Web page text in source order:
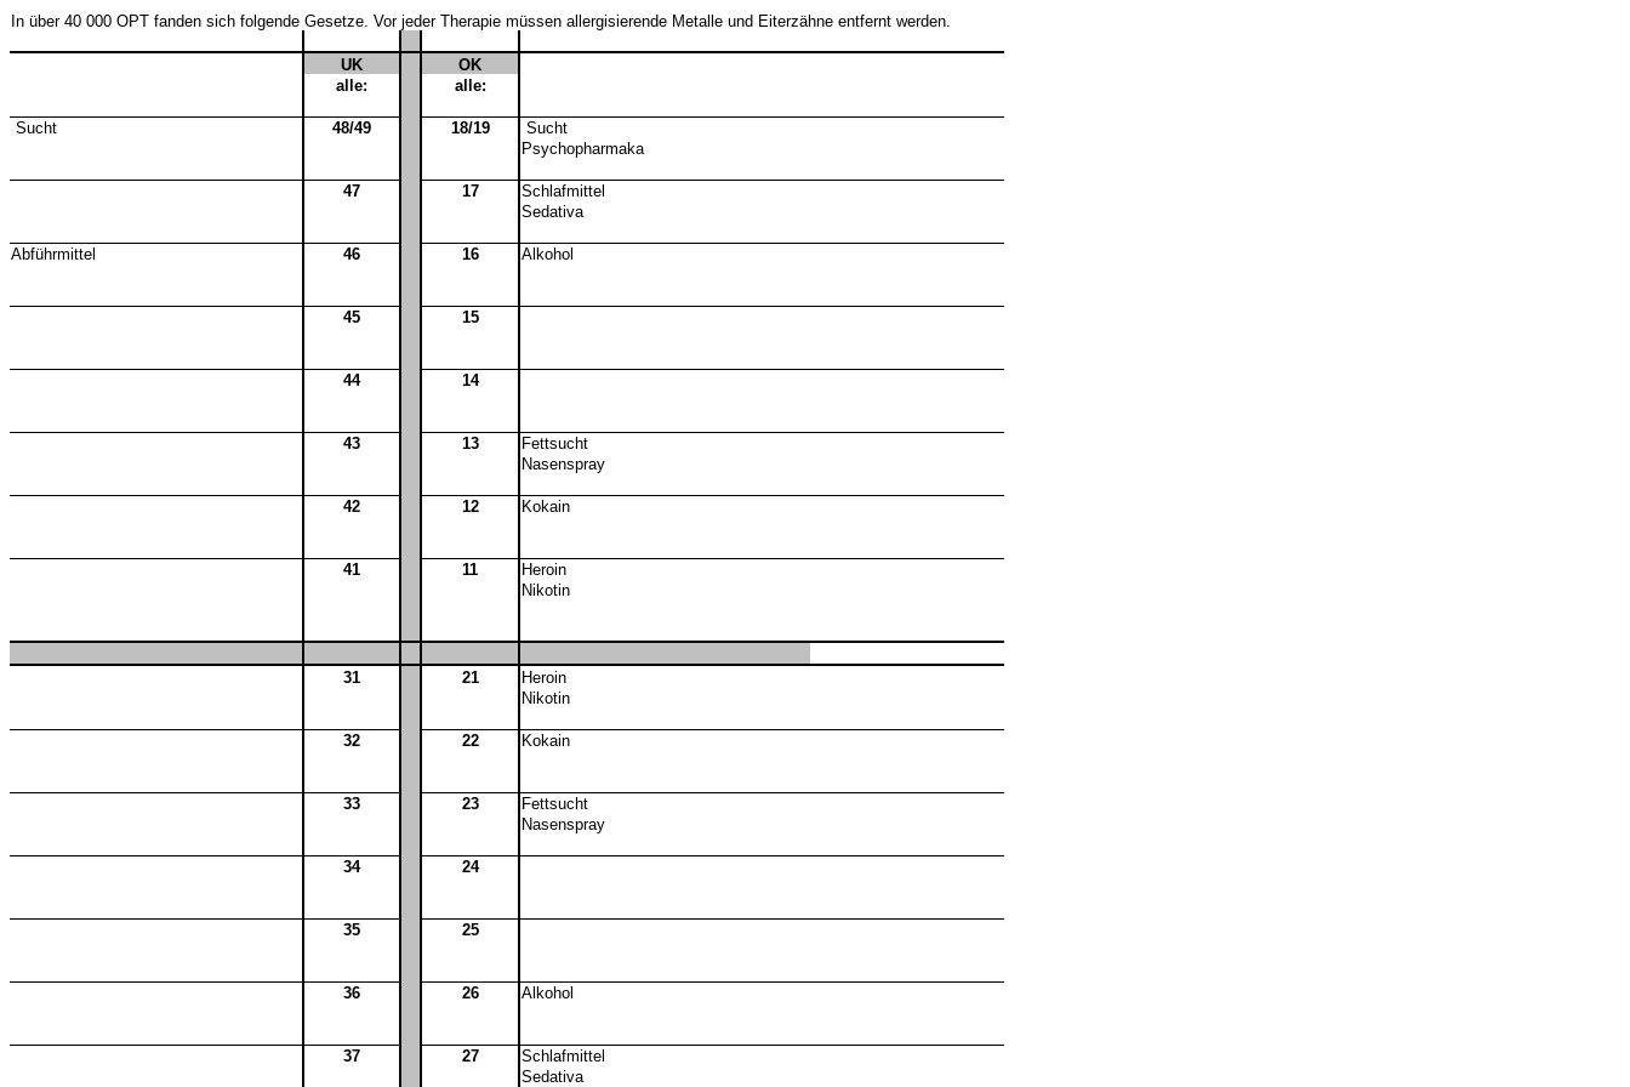
In über 40 000 OPT fanden sich folgende Gesetze. Vor jeder Therapie müssen allergisierende Metalle und Eiterzähne entfernt werden.
UK
OK
alle:
alle:
Sucht 48/49 18/19
Sucht
Psychopharmaka
47 17
Schlafmittel
Sedativa
Abführmittel 46 16 Alkohol
45 15
44 14
43 13
Fettsucht
Nasenspray
42 12 Kokain
41 11
Heroin
Nikotin
31 21
Heroin
Nikotin
32 22 Kokain
33 23
Fettsucht
Nasenspray
34 24
35 25
36 26 Alkohol
37 27
Schlafmittel
Sedativa